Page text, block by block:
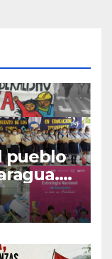
pueblo
y